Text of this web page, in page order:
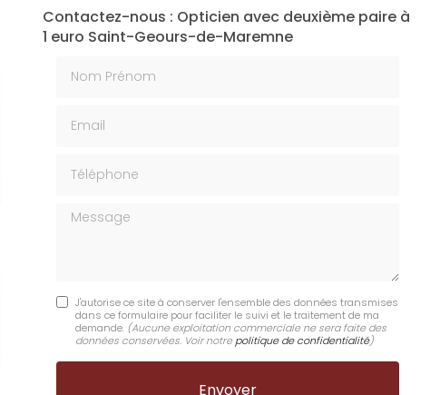
Contactez-nous : Opticien avec deuxième paire à
1 euro Saint-Geours-de-Maremne
Message
J'autorise ce site à conserver l'ensemble des données transmises
dans ce formulaire pour faciliter le suivi et le traitement de ma
demande. (Aucune exploitation commerciale ne sera faite des
données conservées. Voir notre politique de confidentialité)